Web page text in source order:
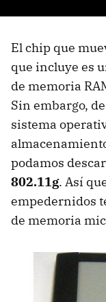
El chip que
que incluye es
de memoria
Sin embargo,
sistema
podamos
802.11g. Así
empedernidos
de memoria